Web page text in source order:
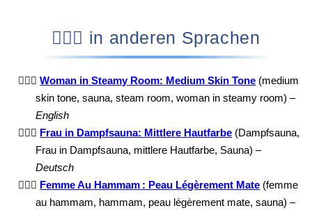
🧖🏽‍♀️ in anderen Sprachen
🧖🏽‍♀️ Woman in Steamy Room: Medium Skin Tone (medium
skin tone, sauna, steam room, woman in steamy room) –
English
🧖🏽‍♀️ Frau in Dampfsauna: Mittlere Hautfarbe (Dampfsauna,
Frau in Dampfsauna, mittlere Hautfarbe, Sauna) –
Deutsch
🧖🏽‍♀️ Femme Au Hammam : Peau Légèrement Mate (femme
au hammam, hammam, peau légèrement mate, sauna) –